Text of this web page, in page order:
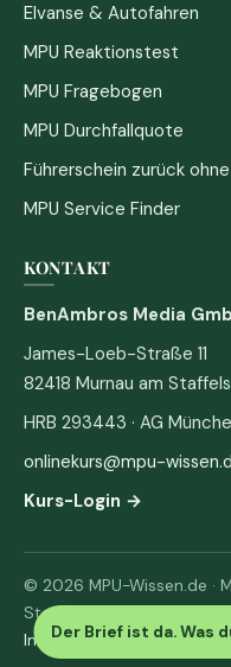
Der Brief ist da.
Elvanse & Autofahren
MPU Reaktionstest
MPU Fragebogen
MPU Durchfallquote
Führerschein zurück ohne
MPU Service Finder
KONTAKT
BenAmbros Media
James-Loeb-Straße 11
82418 Murnau am
HRB 293443 · AG
onlinekurs@mpu-
Kurs-Login →
© 2026 MPU-Wissen.de ·
Staffelsee
Impressum· Datenschutz